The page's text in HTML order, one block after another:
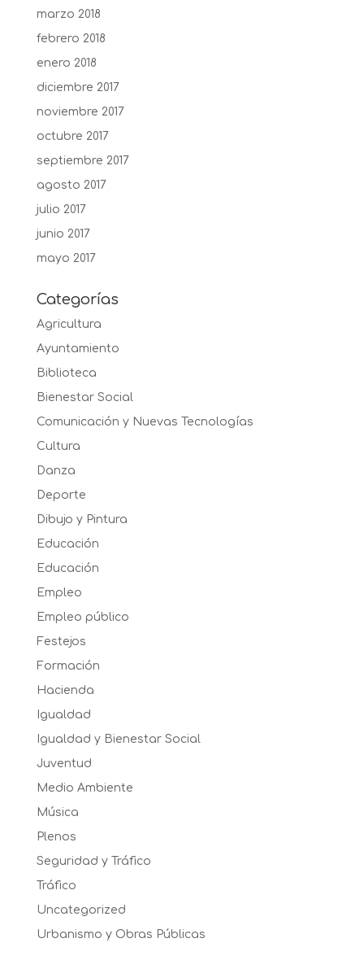
marzo 2018
febrero 2018
enero 2018
diciembre 2017
noviembre 2017
octubre 2017
septiembre 2017
agosto 2017
julio 2017
junio 2017
mayo 2017
Categorías
Agricultura
Ayuntamiento
Biblioteca
Bienestar Social
Comunicación y Nuevas Tecnologías
Cultura
Danza
Deporte
Dibujo y Pintura
Educación
Educación
Empleo
Empleo público
Festejos
Formación
Hacienda
Igualdad
Igualdad y Bienestar Social
Juventud
Medio Ambiente
Música
Plenos
Seguridad y Tráfico
Tráfico
Uncategorized
Urbanismo y Obras Públicas